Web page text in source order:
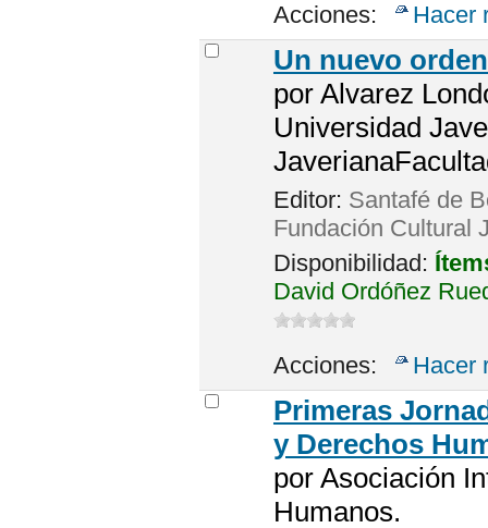
Acciones: Hacer
Un nuevo
por Alvarez
Universidad
Editor: Santafé de
Fundación Cultural
Disponibilidad:
David Ordóñez
Acciones: Hacer
Primeras
y Derechos
por Asociación
Humanos.